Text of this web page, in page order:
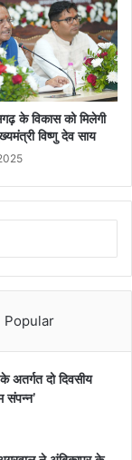
के विकास को मिलेगी
विष्णु देव साय
Popular
अतर्गत दो दिवसीय
संपन्न’